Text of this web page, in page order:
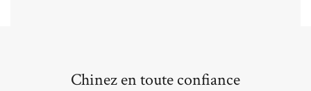
Chinez en toute confiance